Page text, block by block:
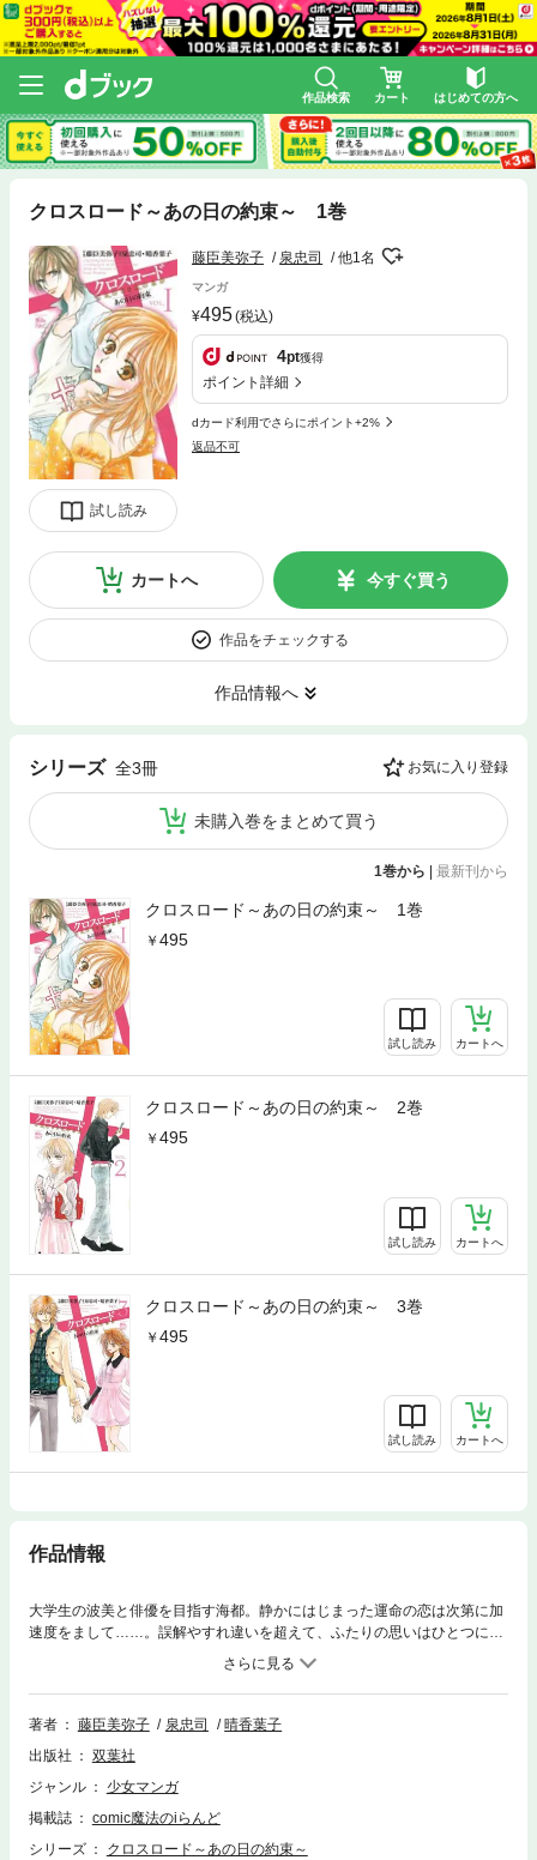
作品検索 カート はじめての方へ
クロスロード～あの日の約束～ 1巻
試し読み
藤臣美弥子 泉忠司 他1名
マンガ
495(税込)
4pt獲得
ポイント詳細
dカード利用でさらにポイント+2%
返品不可
カートへ 今すぐ買う
作品をチェックする
作品情報へ
シリーズ 全3冊 お気に入り登録
未購入巻をまとめて買う
1巻から 最新刊から
クロスロード～あの日の約束～ 1巻
495
試し読み カートへ
クロスロード～あの日の約束～ 2巻
495
試し読み カートへ
クロスロード～あの日の約束～ 3巻
495
試し読み カートへ
作品情報
大学生の波美と俳優を目指す海都。静かにはじまった運命の恋は次第に加
速度をまして……。誤解やすれ違いを超えて、ふたりの思いはひとつにな
る!! 魔法のｉらんどで話題沸騰の「恋に効くケータイ小説」が完全コミ
著者 藤臣美弥子 泉忠司
晴香葉子
出版社
双葉社
ジャンル
少女マンガ
掲載誌
comic魔法のiらんど
シリーズ
クロスロード～あの日の約束～